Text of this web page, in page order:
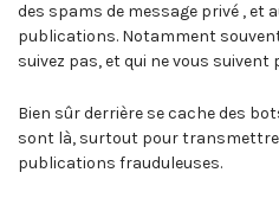
des spams de message privé , et
publications. Notamment
suivez pas, et qui ne vous suivent
Bien sûr derrière se cache des
sont là, surtout pour
publications frauduleuses.